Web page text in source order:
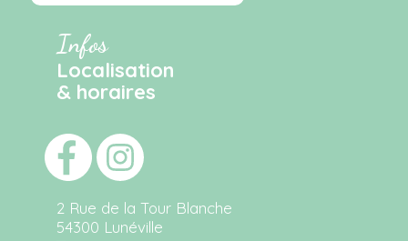
Infos
Localisation
& horaires
2 Rue de la Tour Blanche
54300 Lunéville